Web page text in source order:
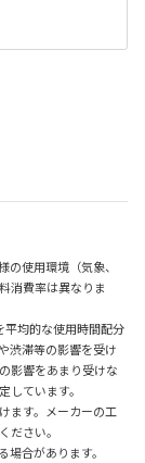
使用環境（気象、
消費率は異なりま
均的な使用時間配分
渋滞等の影響を受け
影響をあまり受けな
ています。
ます。メーカーの工
ださい。
合があります。